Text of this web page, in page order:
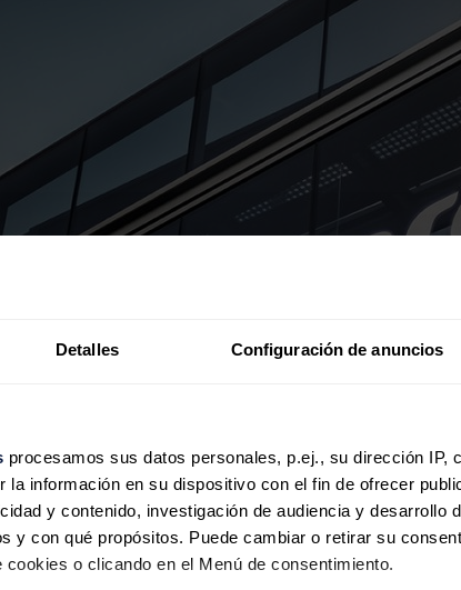
Detalles Configuración de anuncios
procesamos sus datos personales, p.ej., su dirección IP,
la información en su dispositivo con el fin de ofrecer
y contenido, investigación de audiencia y desarrollo
y con qué propósitos. Puede cambiar o retirar su
o clicando en el Menú de consentimiento.